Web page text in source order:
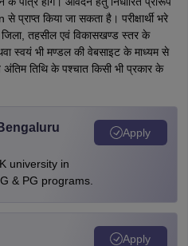
किया जा सकता है। परीक्षार्थी भरे
जिला, तहसील एवं विकासखण्ड स्तर के
स्वयं भी मण्डल की वेबसाइट के माध्यम से
तिथि के पश्चात किसी भी प्रकार के
university in
& PG programs.
Apply
Apply